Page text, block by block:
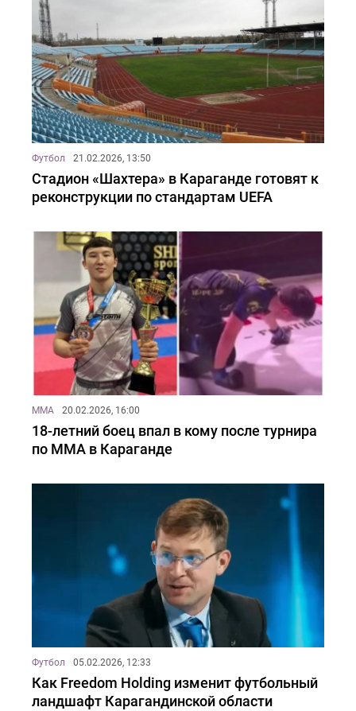
Футбол 21.02.2026, 13:50
Стадион «Шахтера» в Караганде готовят к
реконструкции по стандартам UEFA
MMA 20.02.2026, 16:00
18-летний боец впал в кому после турнира
по ММА в Караганде
Футбол 05.02.2026, 12:33
Как Freedom Holding изменит футбольный
ландшафт Карагандинской области